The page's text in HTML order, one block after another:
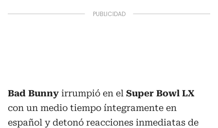
Bad Bunny irrumpió en el Super Bowl LX
con un medio tiempo íntegramente en
español y detonó reacciones inmediatas de